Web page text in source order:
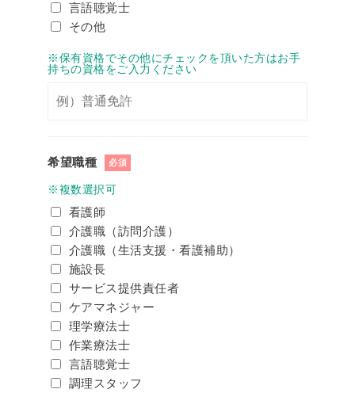
言語聴覚士
その他
※保有資格でその他にチェックを頂いた方はお手
持ちの資格をご入力ください
希望職種 必須
※複数選択可
看護師
介護職（訪問介護）
介護職（生活支援・看護補助）
施設長
サービス提供責任者
ケアマネジャー
理学療法士
作業療法士
言語聴覚士
調理スタッフ